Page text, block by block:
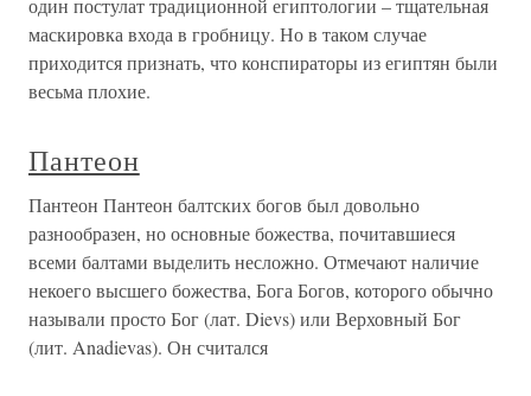
один постулат традиционной египтологии – тщательная
маскировка входа в гробницу. Но в таком случае
приходится признать, что конспираторы из египтян были
весьма плохие.
Пантеон
Пантеон Пантеон балтских богов был довольно
разнообразен, но основные божества, почитавшиеся
всеми балтами выделить несложно. Отмечают наличие
некоего высшего божества, Бога Богов, которого обычно
называли просто Бог (лат. Dievs) или Верховный Бог
(лит. Anadievas). Он считался